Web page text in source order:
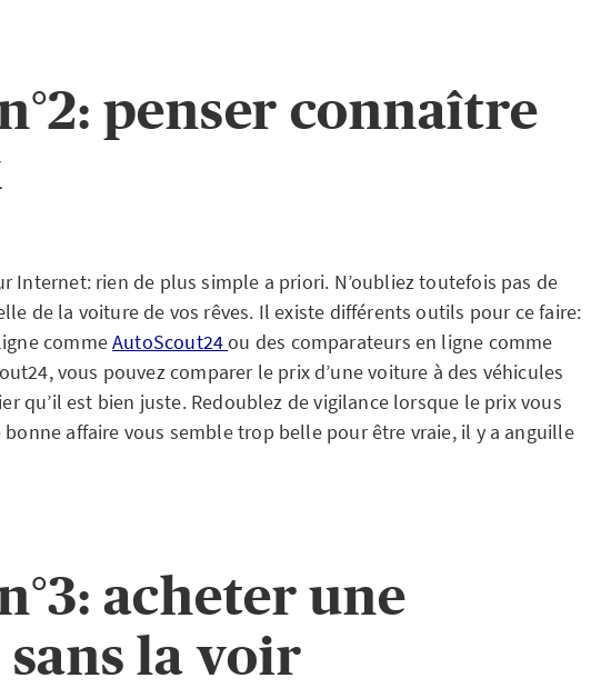
penser connaître
Internet: rien de plus simple a priori. N’oubliez toutefois pas de
de la voiture de vos rêves. Il existe différents outils pour ce faire:
commeAutoScout24ou des comparateurs en ligne comme
vous pouvez comparer le prix d’une voiture à des véhicules
qu’il est bien juste. Redoublez de vigilance lorsque le prix vous
affaire vous semble trop belle pour être vraie, il y a anguille
acheter une
la voir